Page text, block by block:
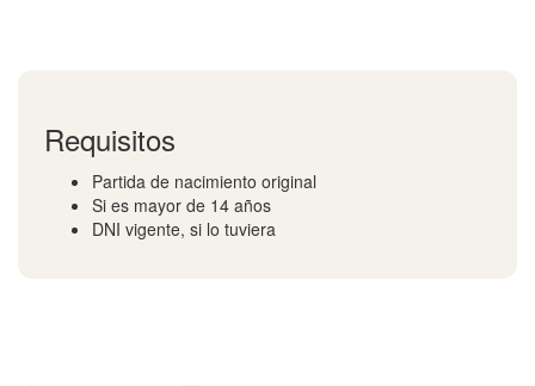
Requisitos
Partida de nacimiento original
Si es mayor de 14 años
DNI vigente, si lo tuviera